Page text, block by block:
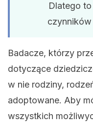
Dlatego
Badacze, którzy
dotyczące
w nie rodziny,
adoptowane. Aby
wszystkich